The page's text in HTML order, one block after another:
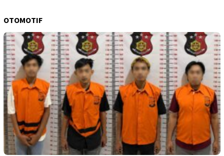
OTOMOTIF